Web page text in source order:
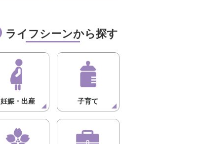
ライフシーンから探す
妊娠・出産 子育て